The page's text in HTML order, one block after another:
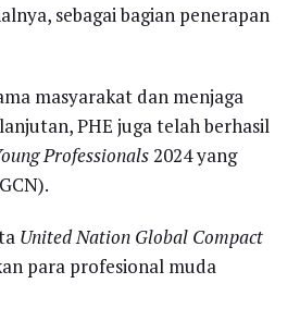
sebagai bagian penerapan
masyarakat dan menjaga
PHE juga telah berhasil
Professionals2024 yang
United Nation Global Compact
para profesional muda